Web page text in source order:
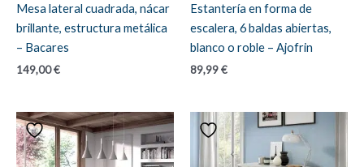
Mesa lateral cuadrada, nácar
brillante, estructura metálica
– Bacares
149,00€
Estantería en forma de
escalera, 6 baldas abiertas,
blanco o roble – Ajofrin
89,99€